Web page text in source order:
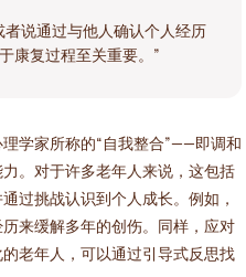
说通过与他人确认个人经历
康复过程至关重要。”
学家所称的“自我整合”——即调和
。对于许多老年人来说，这包括
过挑战认识到个人成长。例如，
来缓解多年的创伤。同样，应对
老年人，可以通过引导式反思找